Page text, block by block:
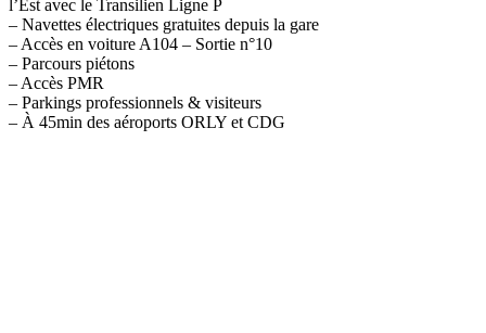
l’Est avec le Transilien Ligne P
– Navettes électriques gratuites depuis la gare
– Accès en voiture A104 – Sortie n°10
– Parcours piétons
– Accès PMR
– Parkings professionnels & visiteurs
– À 45min des aéroports ORLY et CDG